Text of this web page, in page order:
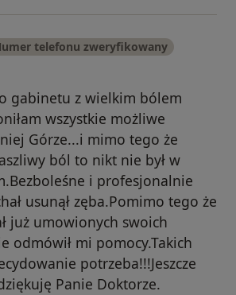
telefonu zweryfikowany
gabinetu z wielkim bólem
wszystkie możliwe
Górze...i mimo tego że
ból to nikt nie był w
i profesjonalnie
usunął zęba.Pomimo tego że
już umowionych swoich
odmówił mi pomocy.Takich
potrzeba!!!Jeszcze
Panie Doktorze.